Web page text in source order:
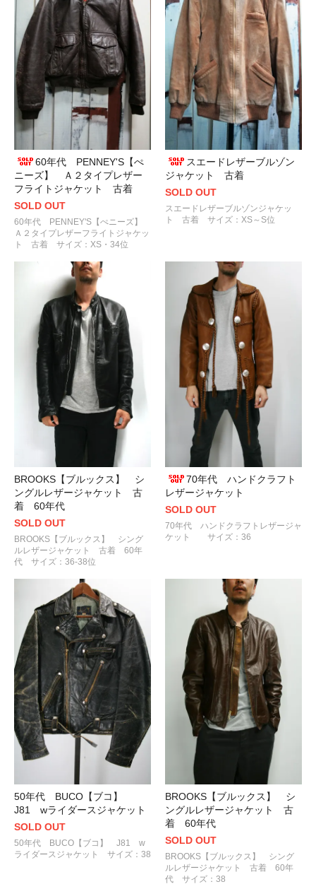
60年代 PENNEY'S【ぺ
ニーズ】 Ａ２タイプレザー
フライトジャケット 古着
SOLD OUT
60年代 PENNEY'S【ぺニーズ】
Ａ２タイプレザーフライトジャケッ
ト 古着 サイズ：XS・34位
スエードレザーブルゾン
ジャケット 古着
SOLD OUT
スエードレザーブルゾンジャケッ
ト 古着 サイズ：XS～S位
BROOKS【ブルックス】 シ
ングルレザージャケット 古
着 60年代
SOLD OUT
BROOKS【ブルックス】 シング
ルレザージャケット 古着 60年
代 サイズ：36-38位
70年代 ハンドクラフト
レザージャケット
SOLD OUT
70年代 ハンドクラフトレザージャ
ケット サイズ：36
50年代 BUCO【ブコ】
J81 wライダースジャケット
SOLD OUT
50年代 BUCO【ブコ】 J81 w
ライダースジャケット サイズ：38
BROOKS【ブルックス】 シ
ングルレザージャケット 古
着 60年代
SOLD OUT
BROOKS【ブルックス】 シング
ルレザージャケット 古着 60年
代 サイズ：38